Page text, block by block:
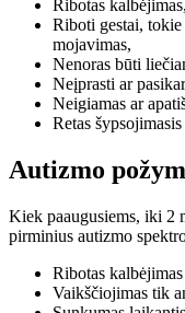
Ribotas
Riboti gestai,
mojavimas,
Nenoras būti
Neįprasti ar
Neigiamas ar
Retas
Autizmo
Kiek paaugusiems, iki 2
pirminius autizmo
Ribotas
Vaikščiojimas tik